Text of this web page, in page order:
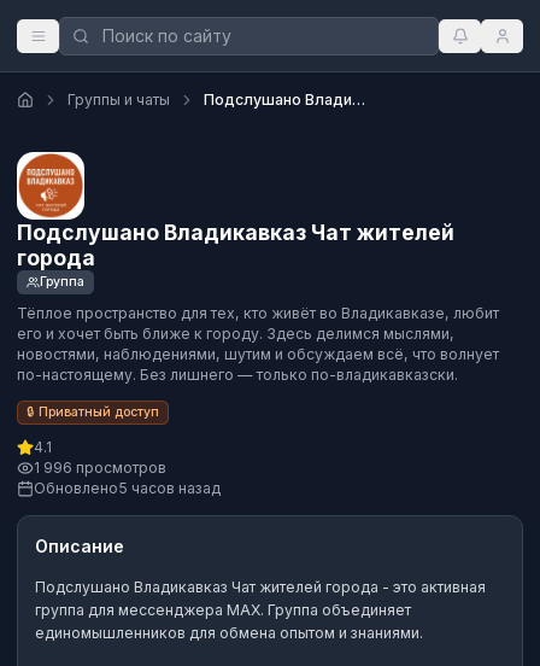
Группы и чаты Подслушано Владикавказ Чат жителей города
Подслушано Владикавказ Чат жителей
города
Группа
Тёплое пространство для тех, кто живёт во Владикавказе, любит
его и хочет быть ближе к городу. Здесь делимся мыслями,
новостями, наблюдениями, шутим и обсуждаем всё, что волнует
по-настоящему. Без лишнего — только по-владикавказски.
🔒 Приватный доступ
4.1
1 996 просмотров
Обновлено5 часов назад
Описание
Подслушано Владикавказ Чат жителей города - это активная
группа для мессенджера MAX. Группа объединяет
единомышленников для обмена опытом и знаниями.